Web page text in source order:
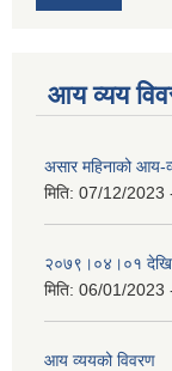
आय व्यय
असार महिनाको आय-
मिति: 07/12/2023
२०७९।०४।०१
मिति: 06/01/2023
आय व्ययको विवरण